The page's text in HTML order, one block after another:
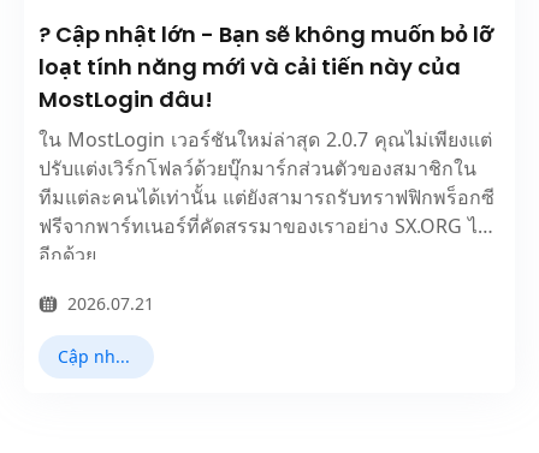
? Cập nhật lớn - Bạn sẽ không muốn bỏ lỡ
loạt tính năng mới và cải tiến này của
MostLogin đâu!
ใน MostLogin เวอร์ชันใหม่ล่าสุด 2.0.7 คุณไม่เพียงแต่
ปรับแต่งเวิร์กโฟลว์ด้วยบุ๊กมาร์กส่วนตัวของสมาชิกใน
ทีมแต่ละคนได้เท่านั้น แต่ยังสามารถรับทราฟฟิกพร็อกซี
ฟรีจากพาร์ทเนอร์ที่คัดสรรมาของเราอย่าง SX.ORG ได้
อีกด้วย
2026.07.21
Cập nhật sản phẩm